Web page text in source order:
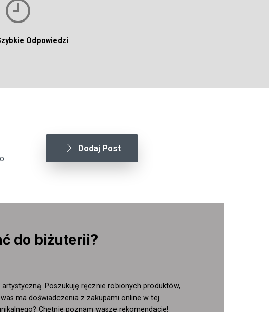
Odpowiedzi
Dodaj Post
do biżuterii?
Poszukuję ręcznie robionych produktów,
ma doświadczenia z zakupami online w tej
Chętnie poznam wasze rekomendacje!